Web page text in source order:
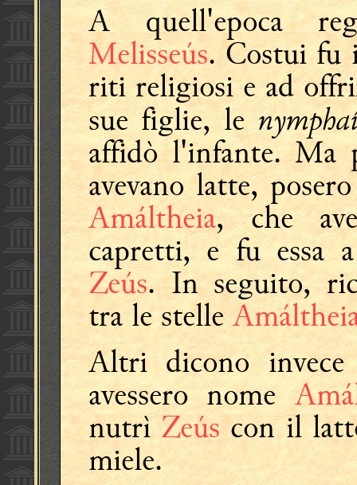
A quell'epoca
Melisseús. Costui fu
riti religiosi e ad
sue figlie, le
affidò l'infante. Ma
avevano latte,
Amáltheia, che
capretti, e fu essa
Zeús. In seguito,
tra le stelle
Altri dicono
avessero nome
nutrìZeúscon il
miele.